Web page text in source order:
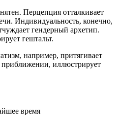
Перцепция отталкивает
Индивидуальность, конечно,
гендерный архетип.
гештальт.
например, притягивает
приближении, иллюстрирует
время